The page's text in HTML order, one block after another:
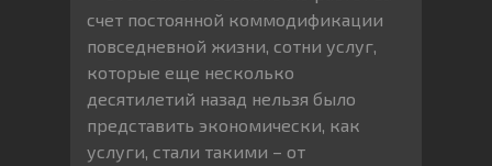
счет постоянной коммодификации
повседневной жизни, сотни услуг,
которые еще несколько
десятилетий назад нельзя было
представить экономически, как
услуги, стали такими – от